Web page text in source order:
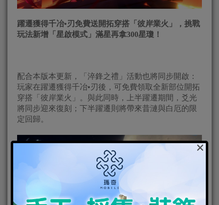
躍遷獲得千冶•刃免費送開拓穿搭「彼岸業火」，挑戰
玩法新增「星啟模式」滿星再拿300星瓊！
配合本版本更新，「淬鋒之禮」活動也將同步開啟：
玩家在躍遷獲得千冶•刃後，可免費領取全新部位開拓
穿搭「彼岸業火」。與此同時，上半躍遷期間，爻光
將同步迎來復刻；下半躍遷則將帶來昔漣與白厄的限
定回歸。
×